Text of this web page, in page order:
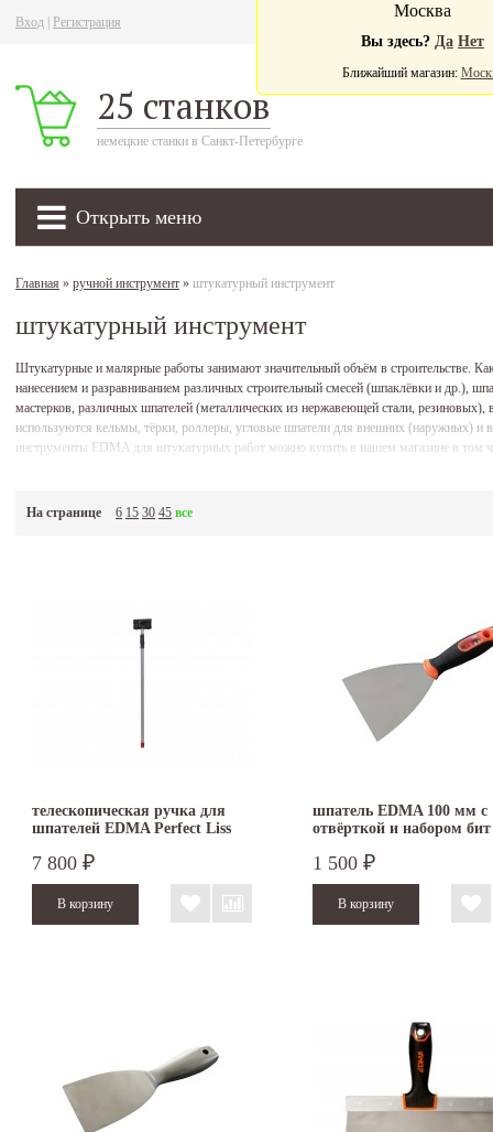
Вход Регистрация
25 станков
немецкие станки в Санкт-Петербурге
Открыть меню
Москва
Вы здесь? Да Нет
Ближайший магазин:
Главная » ручной инструмент » штукатурный инструмент
штукатурный инструмент
Штукатурные и малярные работы занимают значительный объём в строительстве.
нанесением и разравниванием различных строительный смесей (шпаклёвки и др.),
мастерков, различных шпателей (металлических из нержавеющей стали,
используются кельмы, тёрки, роллеры, угловые шпатели для внешних (наружных) и
инструменты EDMA для штукатурных работ можно купить в нашем магазине в том
На странице 6 15 30 45 все
телескопическая ручка для
шпателей EDMA Perfect Liss
7 800 ₽
шпатель EDMA 100 мм с
отвёрткой и набором бит
1 500 ₽